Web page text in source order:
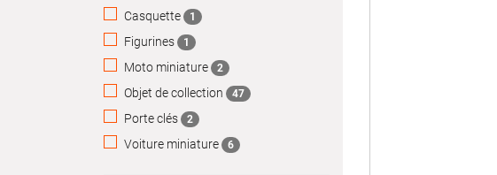
Casquette 1
Figurines 1
Moto miniature 2
Objet de collection 47
Porte clés 2
Voiture miniature 6